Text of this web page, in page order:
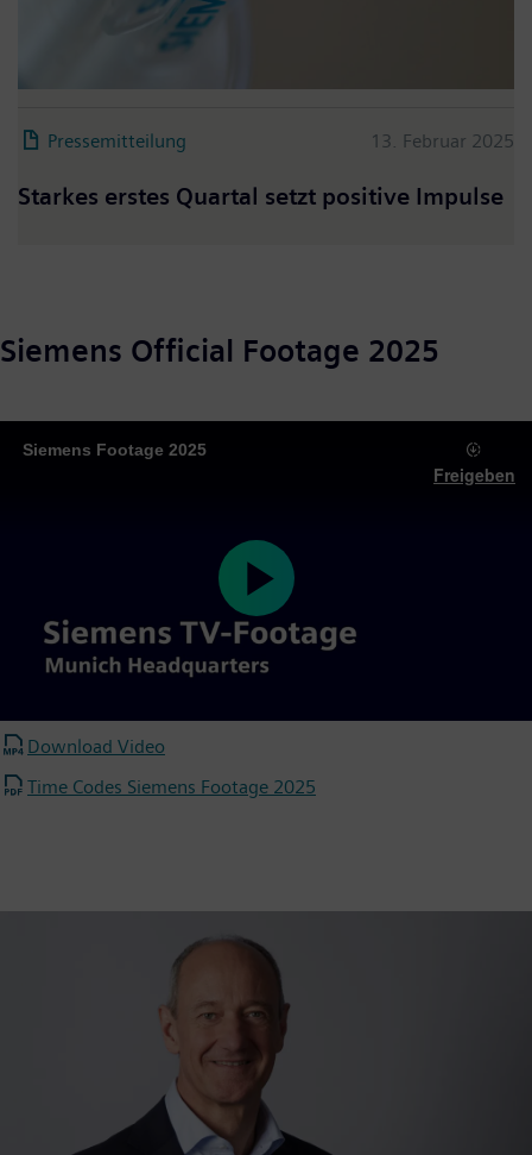
Pressemitteilung 13. Februar 2025
Starkes erstes Quartal setzt positive Impulse
Siemens Official Footage 2025
Siemens Footage 2025
Freigeben
Play
Download Video
Time Codes Siemens Footage 2025